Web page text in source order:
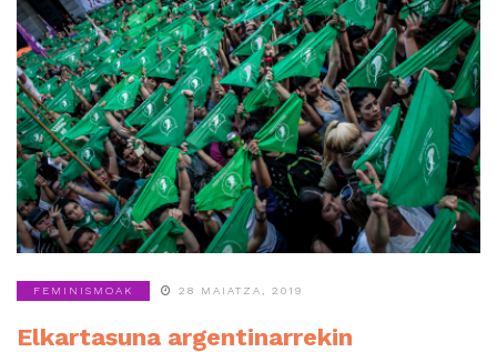
FEMINISMOAK 28 MAIATZA, 2019
Elkartasuna argentinarrekin